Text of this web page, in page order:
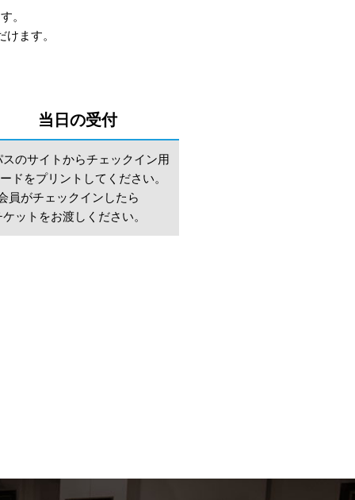
。
ます。
当日の受付
スのサイトからチェックイン用
ドをプリントしてください。
員がチェックインしたら
ケットをお渡しください。